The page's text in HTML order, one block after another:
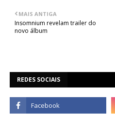
MAIS ANTIGA
Insomnium revelam trailer do
novo álbum
REDES SOCIAIS